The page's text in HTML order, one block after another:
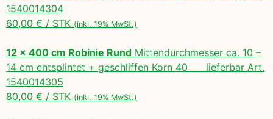
1540014304
60,00 € / STK (inkl. 19% MwSt.)
12 x 400 cm Robinie Rund Mittendurchmesser ca. 10 –
14 cm entsplintet + geschliffen Korn 40 lieferbar Art.
1540014305
80,00 € / STK (inkl. 19% MwSt.)